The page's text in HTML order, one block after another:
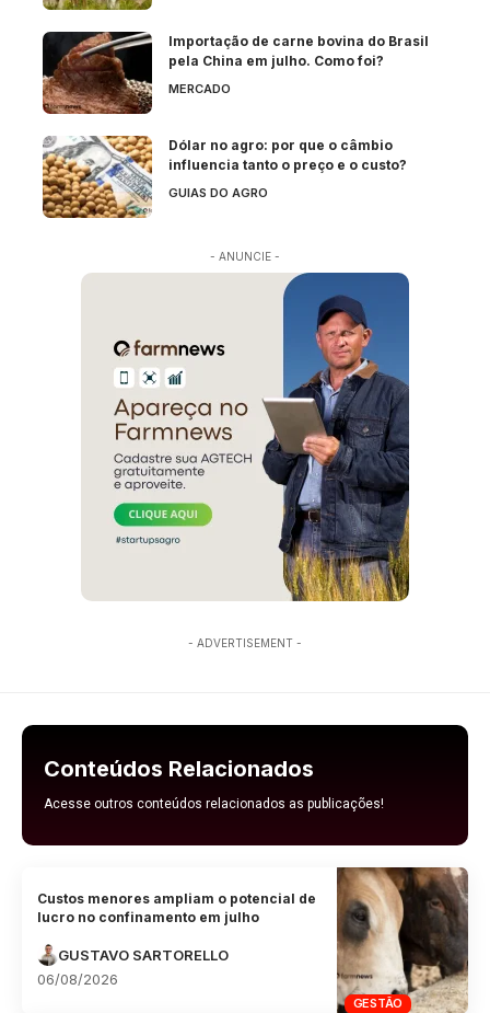
Importação de carne bovina do Brasil
pela China em julho. Como foi?
MERCADO
Dólar no agro: por que o câmbio
influencia tanto o preço e o custo?
GUIAS DO AGRO
- ANUNCIE -
- ADVERTISEMENT -
Conteúdos Relacionados
Acesse outros conteúdos relacionados as publicações!
GESTÃO
Custos menores ampliam o potencial de
lucro no confinamento em julho
GUSTAVO SARTORELLO
06/08/2026